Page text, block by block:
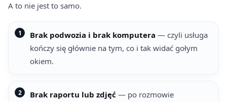
A to nie jest to samo.
Brak podwozia i brak komputera — czyli usługa
kończy się głównie na tym, co i tak widać gołym
okiem.
Brak raportu lub zdjęć — po rozmowie